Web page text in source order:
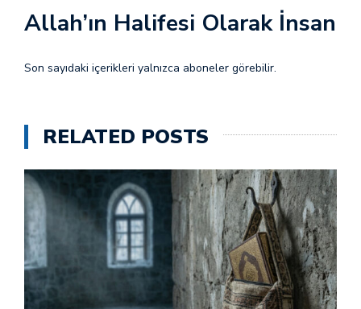
Allah’ın Halifesi Olarak İnsan
Son sayıdaki içerikleri yalnızca aboneler görebilir.
RELATED POSTS